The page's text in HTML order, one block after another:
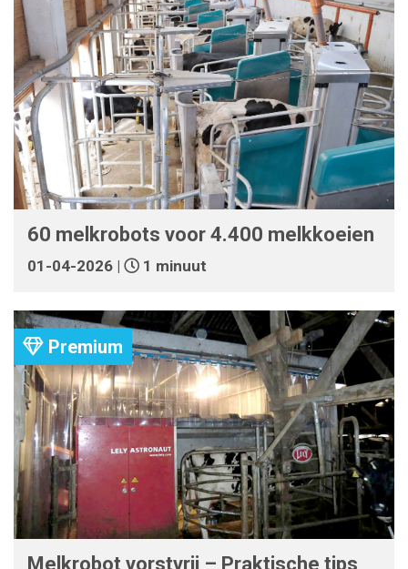
60 melkrobots voor 4.400 melkkoeien
01-04-2026 | 1 minuut
Premium
Melkrobot vorstvrij – Praktische tips